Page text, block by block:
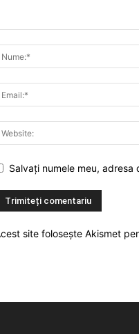
Salvați numele meu,
site folosește Akismet